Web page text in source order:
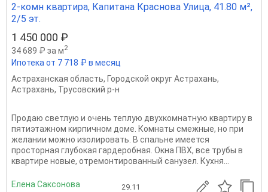
2-комн квартира, Капитана Краснова Улица, 41.80 м²,
2/5 эт.
1 450 000 ₽
34 689 ₽ за м2
Ипотека от 7 718 ₽ в месяц
Астраханская область, Городской округ Астрахань,
Астрахань, Трусовский р-н
Продаю светлую и очень теплую двухкомнатную квартиру в
пятиэтажном кирпичном доме. Комнаты смежные, но при
желании можно изолировать. В спальне имеется
просторная глубокая гардеробная. Окна ПВХ, все трубы в
квартире новые, отремонтированный санузел. Кухня...
Елена Саксонова 29.11